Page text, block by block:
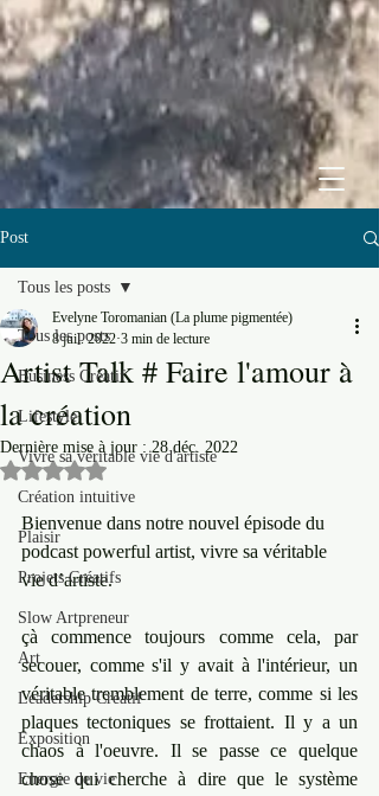
Post
Tous les posts
Business Créatif
Lifestyle
Vivre sa véritable vie d'artiste
Création intuitive
Plaisir
Projets Créatifs
Slow Artpreneur
Art
Leadership Créatif
Exposition
Energie de vie
Tous les posts
Artist Talk # Faire l'amour à
la création
Evelyne Toromanian (La plume pigmentée)
8 juil. 2022 3 min de lecture
Dernière mise à jour :28 déc. 2022
Noté NaN étoiles sur 5.
Bienvenue dans notre nouvel épisode du
podcast powerful artist, vivre sa véritable
vie d’artiste.
çà commence toujours comme cela, par
secouer, comme s'il y avait à l'intérieur, un
véritable tremblement de terre, comme si les
plaques tectoniques se frottaient. Il y a un
chaos à l'oeuvre. Il se passe ce quelque
chose qui cherche à dire que le système